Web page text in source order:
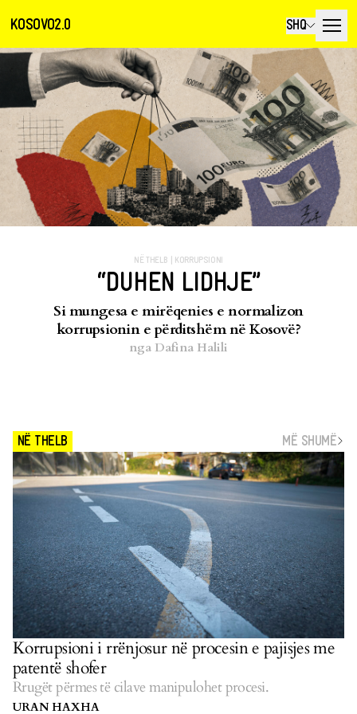
KOSOVO2.0 SHQ
NË THELB KORRUPSIONI
“DUHEN LIDHJE”
Si mungesa e mirëqenies e normalizon
korrupsionin e përditshëm në Kosovë?
nga Dafina Halili
NË THELB MË SHUMË
Korrupsioni i rrënjosur në procesin e pajisjes me
patentë shofer
Rrugët përmes të cilave manipulohet procesi.
URAN HAXHA